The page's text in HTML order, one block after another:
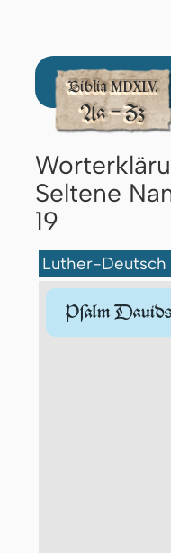
Seltene
19
Luther-Deutsch
Pſalm